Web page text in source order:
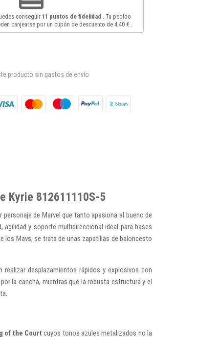
conseguir 11 puntos de fidelidad . Tu pedido
canjearse por un cupón de descuento de 4,40 €
producto sin gastos de envío
Kyrie 812611110S-5
de Marvel que tanto apasiona al bueno de
y soporte multidireccional ideal para bases
los Mavs, se trata de unas zapatillas de baloncesto
desplazamientos rápidos y explosivos con
la cancha, mientras que la robusta estructura y el
of the Court cuyos tonos azules metalizados no la